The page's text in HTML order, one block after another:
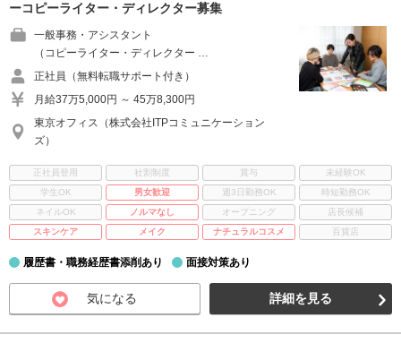
ーコピーライター・ディレクター募集
一般事務・アシスタント
（コピーライター・ディレクター …
正社員（無料転職サポート付き）
月給37万5,000円 ～ 45万8,300円
東京オフィス（株式会社ITPコミュニケーション
ズ）
正社員登用 社割制度 賞与
未経験OK
学生OK
男女歓迎 週3日勤務OK
時短勤務OK
ネイルOK
ノルマなし オープニング
店長候補
スキンケア
メイク ナチュラルコスメ 百貨店
履歴書・職務経歴書添削あり 面接対策あり
気になる 詳細を見る